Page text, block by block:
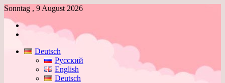
Sonntag , 9 August 2026
Anmelden
Deutsch
Русский
English
Deutsch